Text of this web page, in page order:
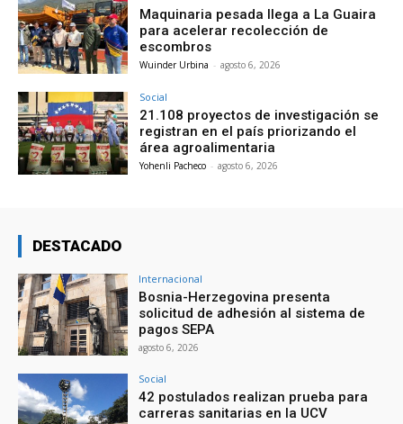
Maquinaria pesada llega a La Guaira
para acelerar recolección de
escombros
Wuinder Urbina - agosto 6, 2026
Social
21.108 proyectos de investigación se
registran en el país priorizando el
área agroalimentaria
Yohenli Pacheco - agosto 6, 2026
DESTACADO
Internacional
Bosnia-Herzegovina presenta
solicitud de adhesión al sistema de
pagos SEPA
agosto 6, 2026
Social
42 postulados realizan prueba para
carreras sanitarias en la UCV